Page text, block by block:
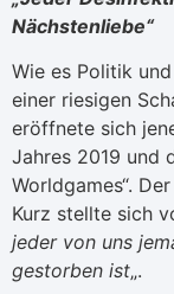
Nächstenliebe“
Wie es Politik
einer riesigen
eröffnete sich
Jahres 2019 und
Worldgames“.
Kurz stellte sich
jeder von uns
gestorben ist„.